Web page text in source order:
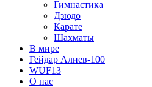
Гимнастика
Дзюдо
Карате
Шахматы
В мире
Гейдар Алиев-100
WUF13
О нас